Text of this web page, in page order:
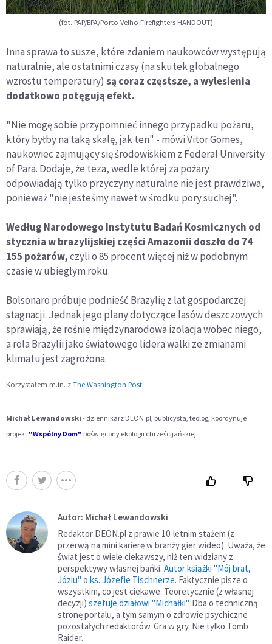
(fot. PAP/EPA/Porto Velho Firefighters HANDOUT)
Inna sprawa to susze, które zdaniem naukowców występują
naturalnie, ale ostatnimi czasy (na skutek globalnego
wzrostu temperatury) są coraz częstsze, a wylesienia
dodatkowo potęgują efekt.
"Nie mogę sobie przypomnieć innego przypadku pożaru,
który byłby na taką skalę, jak ten" - mówi Vitor Gomes,
naukowiec zajmujący się środowiskiem z Federal University
of Para. Dodaje, że teza, wedle której za pożary
odpowiadają tylko przyczyny naturalne nie jest prawdziwa,
ponieważ "nie jesteśmy nawet w środku pory suchej".
Według Narodowego Instytutu Badań Kosmicznych od
stycznia w brazylijskiej części Amazonii doszło do 74
155 pożarów,czyli o 85 procent więcej niż w podobnym
czasie w ubiegłym roku.
Bolsonaro próbuje podnieść Brazylię z lat gospodarczej
stagnacji. Jednak jego plany dotyczące lasów deszczowych
sprawiają, że rośnie międzynarodowa izolacja wobec niego,
a rola Brazylii jako światowego lidera walki ze zmianami
klimatu jest zagrożona.
Korzystałem m.in. zThe Washington Post
Michał Lewandowski - dziennikarz DEON.pl, publicysta, teolog, koordynuje
projekt "Wspólny Dom" poświęcony ekologii chrześcijańskiej
Autor: Michał Lewandowski
Redaktor DEON.pl z prawie 10-letnim stażem (z
przerwą na mini karierę w branży gier wideo). Uważa, że
świat jest o wiele ciekawszy, niż ten widziany z
perspektywy własnej bańki. Autor książki "Mój brat,
Józiu" o ks. Józefie Tischnerze. Faktycznie pisze o
wszystkim, co jest ciekawe. Teoretycznie (z własnej
decyzji) szefuje działowi "Michałki". Dba o techniczną
stronę portalu, a tym samym o zdrowie psychiczne
pozostałych redaktorów. Gra w gry. Nie tylko Tomb
Raider.